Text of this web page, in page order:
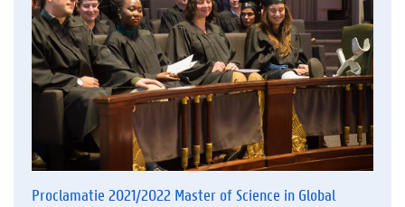
Proclamatie 2021/2022 Master of Science in Global